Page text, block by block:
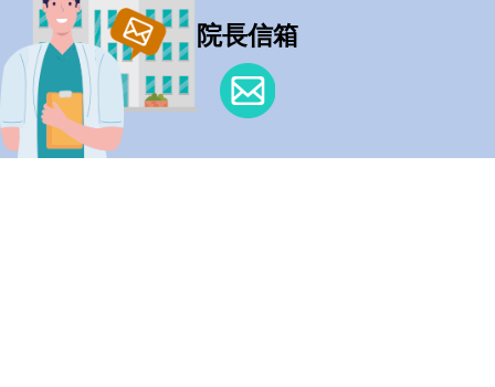
院長信箱